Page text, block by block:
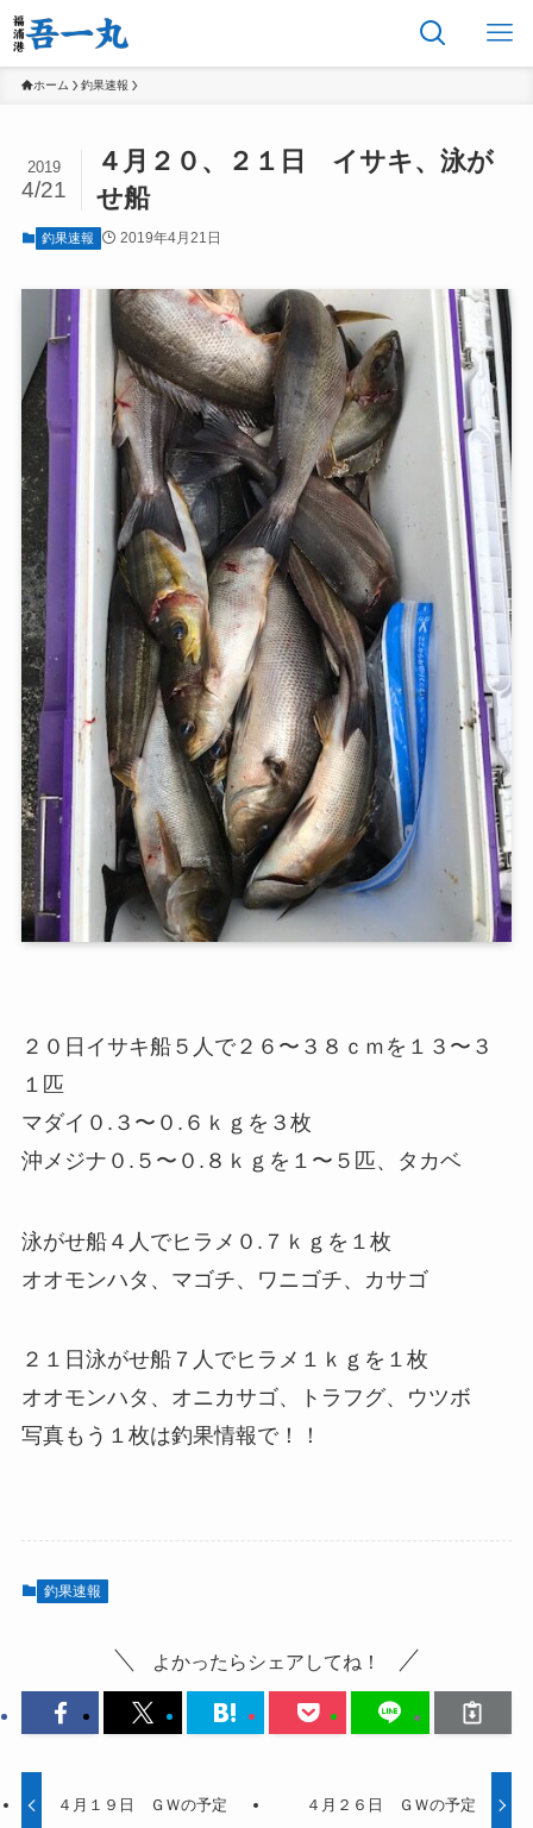
ホーム 釣果速報
４月２０、２１日 イサキ、泳が
せ船
2019
4/21
釣果速報 2019年4月21日
２０日イサキ船５人で２６〜３８ｃｍを１３〜３
１匹
マダイ０.３〜０.６ｋｇを３枚
沖メジナ０.５〜０.８ｋｇを１〜５匹、タカベ
泳がせ船４人でヒラメ０.７ｋｇを１枚
オオモンハタ、マゴチ、ワニゴチ、カサゴ
２１日泳がせ船７人でヒラメ１ｋｇを１枚
オオモンハタ、オニカサゴ、トラフグ、ウツボ
写真もう１枚は釣果情報で！！
釣果速報
よかったらシェアしてね！
４月１９日 ＧＷの予定 ４月２６日 ＧＷの予定